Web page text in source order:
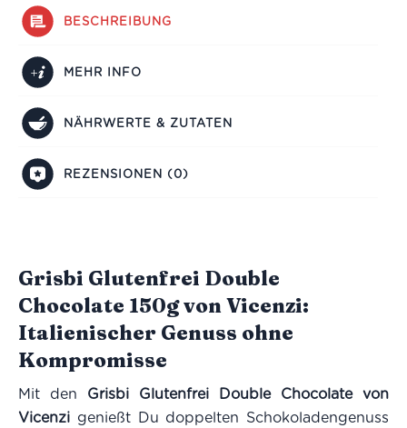
BESCHREIBUNG
MEHR INFO
NÄHRWERTE & ZUTATEN
REZENSIONEN (0)
Grisbi Glutenfrei Double
Chocolate 150g von Vicenzi:
Italienischer Genuss ohne
Kompromisse
Mit den Grisbi Glutenfrei Double Chocolate von
Vicenzi genießt Du doppelten Schokoladengenuss